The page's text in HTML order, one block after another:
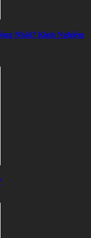
Nhất? Kinh Nghiệm